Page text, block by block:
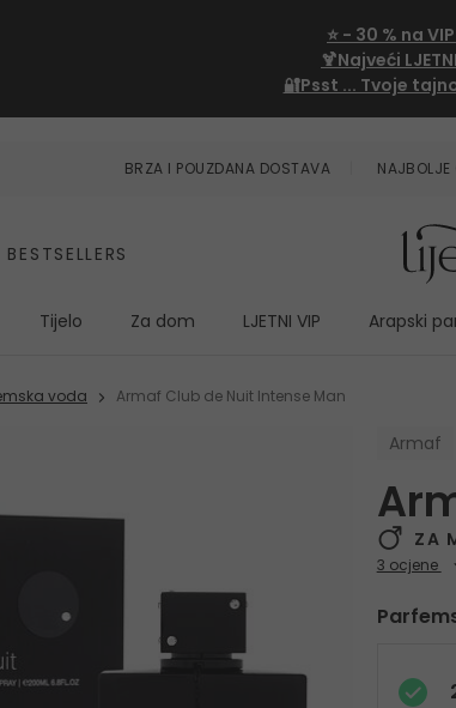
⭐ - 30 % na
🍹Najveći
🔐Psst ... Tvoje
BRZA I POUZDANA DOSTAVA NAJBOLJE
BESTSELLERS
Tijelo Za dom LJETNI VIP Arapski
voda Armaf Club de Nuit Intense Man
Armaf
ZA
3 ocjene